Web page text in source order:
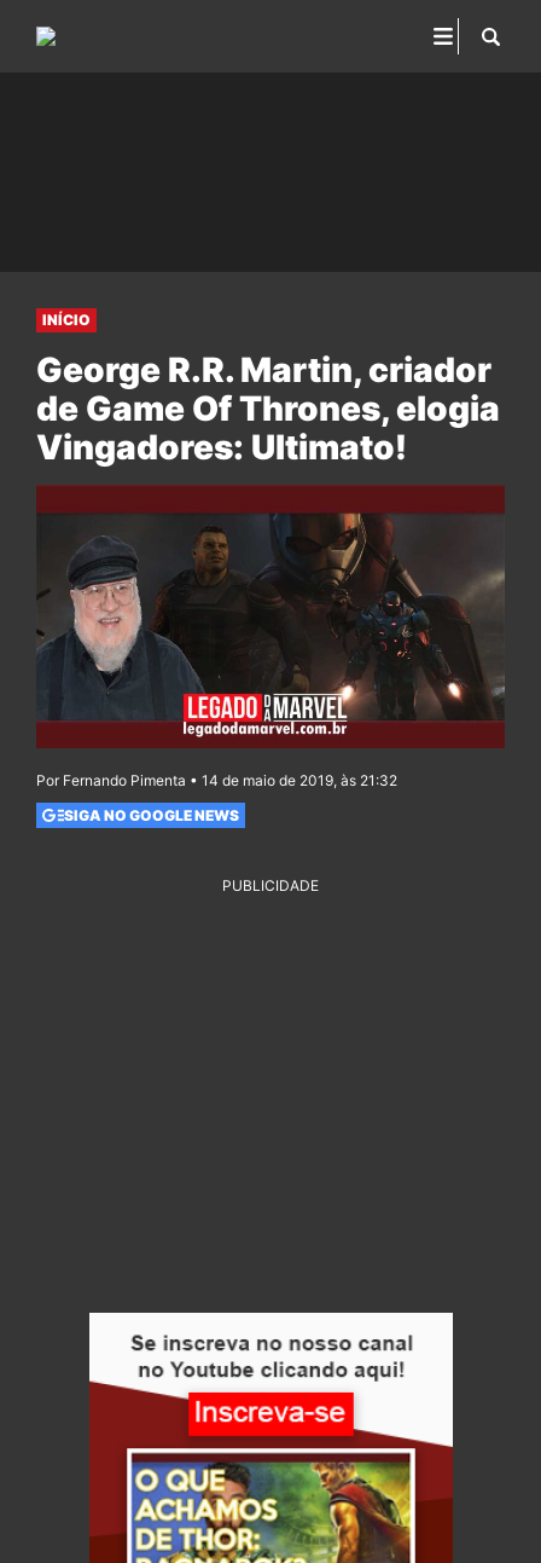
INÍCIO
George R.R. Martin, criador
de Game Of Thrones, elogia
Vingadores: Ultimato!
Por Fernando Pimenta • 14 de maio de 2019, às 21:32
SIGA NO GOOGLE NEWS
PUBLICIDADE